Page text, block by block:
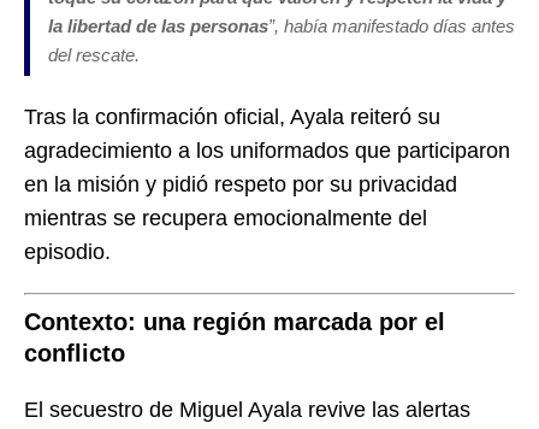
la libertad de las personas”, había manifestado días antes
del rescate.
Tras la confirmación oficial, Ayala reiteró su
agradecimiento a los uniformados que participaron
en la misión y pidió respeto por su privacidad
mientras se recupera emocionalmente del
episodio.
Contexto: una región marcada por el
conflicto
El secuestro de Miguel Ayala revive las alertas